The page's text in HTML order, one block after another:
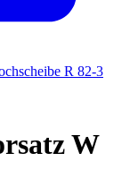
R 82-3
W